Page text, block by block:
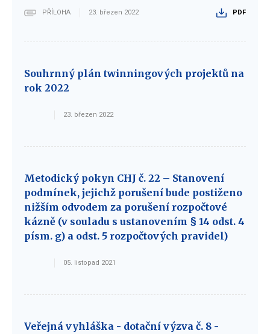
PŘÍLOHA 23. březen 2022 PDF
Souhrnný plán twinningových projektů na
rok 2022
23. březen 2022
Metodický pokyn CHJ č. 22 – Stanovení
podmínek, jejichž porušení bude postiženo
nižším odvodem za porušení rozpočtové
kázně (v souladu s ustanovením § 14 odst. 4
písm. g) a odst. 5 rozpočtových pravidel)
05. listopad 2021
Veřejná vyhláška - dotační výzva č. 8 -